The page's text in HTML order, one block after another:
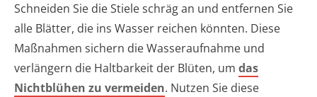
Schneiden Sie die Stiele schräg an und entfernen Sie
alle Blätter, die ins Wasser reichen könnten. Diese
Maßnahmen sichern die Wasseraufnahme und
verlängern die Haltbarkeit der Blüten, um das
Nichtblühen zu vermeiden. Nutzen Sie diese